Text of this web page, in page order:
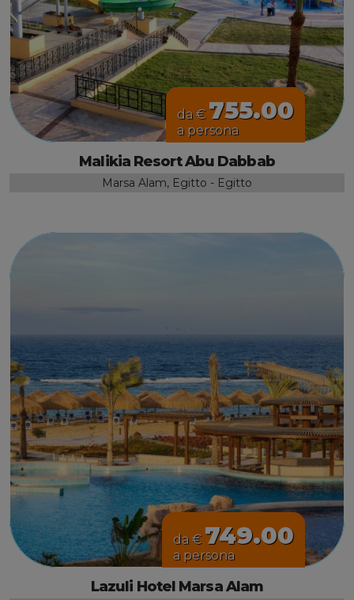
da € 755.00
a persona
Malikia Resort Abu Dabbab
Marsa Alam, Egitto - Egitto
da € 749.00
a persona
Lazuli Hotel Marsa Alam